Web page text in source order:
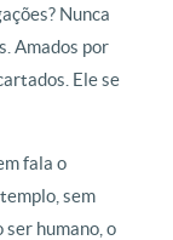
Nunca
Amados por
Ele se
fala o
sem
humano, o